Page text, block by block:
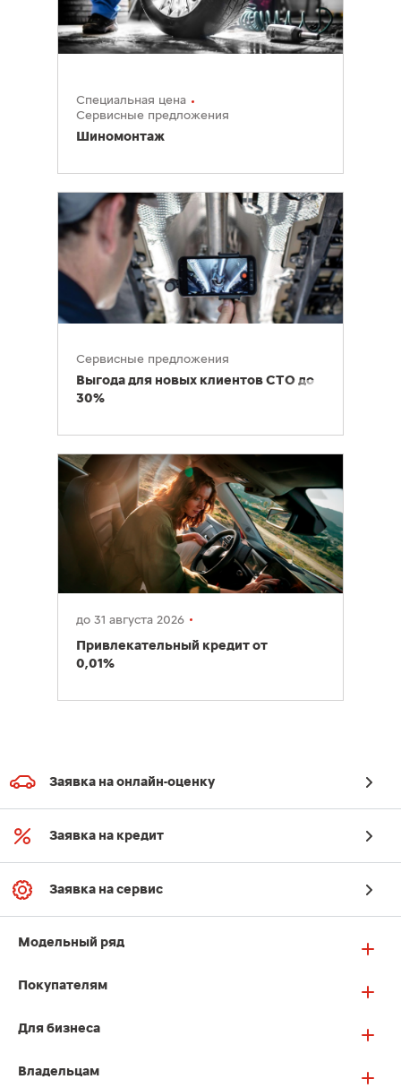
Специальная цена
Сервисные предложения
Шиномонтаж
Сервисные предложения
Выгода для новых клиентов СТО до
30%
до 31 августа 2026
Привлекательный кредит от
0,01%
Заявка на онлайн-оценку
Заявка на кредит
Заявка на сервис
Модельный ряд
Покупателям
Для бизнеса
Владельцам